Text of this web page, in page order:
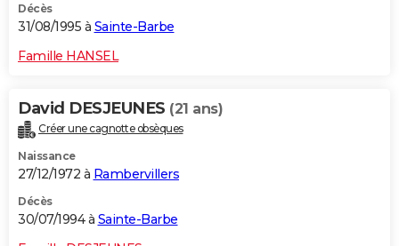
Décès
31/08/1995 à Sainte-Barbe
Famille HANSEL
David DESJEUNES (21 ans)
Créer une cagnotte obsèques
Naissance
27/12/1972 à Rambervillers
Décès
30/07/1994 à Sainte-Barbe